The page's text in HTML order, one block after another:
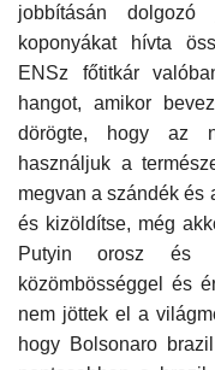
jobbításán
koponyákat hívta
ENSz főtitkár
hangot, amikor
dörögte, hogy az
használjuk a
megvan a szándék és
és kizöldítse, még
Putyin orosz és
közömbösséggel és
nem jöttek el a
hogy Bolsonaro